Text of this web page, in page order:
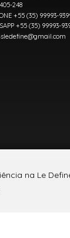
248
+55 (35) 99993-
+55 (35) 99993-
na Le